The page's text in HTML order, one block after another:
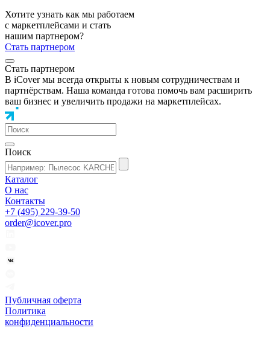
Хотите узнать как мы работаем
с маркетплейсами и стать
нашим партнером?
Стать партнером
Стать партнером
В iCover мы всегда открыты к новым сотрудничествам и
партнёрствам. Наша команда готова помочь вам расширить
ваш бизнес и увеличить продажи на маркетплейсах.
Поиск
Каталог
О нас
Контакты
+7 (495) 229-39-50
order@icover.pro
Публичная оферта
Политика
конфиденциальности